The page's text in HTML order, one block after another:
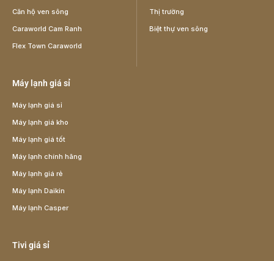
Căn hộ ven sông
Caraworld Cam Ranh
Flex Town Caraworld
Thị trường
Biệt thự ven sông
Máy lạnh giá sỉ
Máy lạnh giá sỉ
Máy lạnh giá kho
Máy lạnh giá tốt
Máy lạnh chính hãng
Máy lạnh giá rẻ
Máy lạnh Daikin
Máy lạnh Casper
Tivi giá sỉ